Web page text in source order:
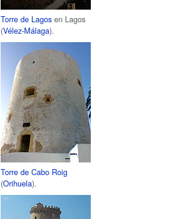
Torre de Lagos en Lagos
(Vélez-Málaga).
Torre de Cabo Roig
(Orihuela).